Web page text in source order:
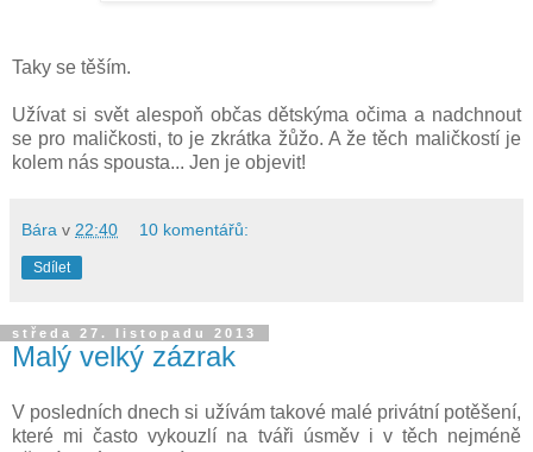
Taky se těším.
Užívat si svět alespoň občas dětskýma očima a nadchnout
se pro maličkosti, to je zkrátka žůžo. A že těch maličkostí je
kolem nás spousta... Jen je objevit!
Bára v 22:40 10 komentářů:
Sdílet
středa 27. listopadu 2013
Malý velký zázrak
V posledních dnech si užívám takové malé privátní potěšení,
které mi často vykouzlí na tváři úsměv i v těch nejméně